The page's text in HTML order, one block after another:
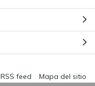
RSS feed Mapa del sitio